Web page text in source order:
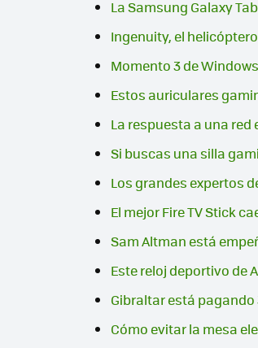
La Samsung Galaxy
Ingenuity, el
Momento 3 de
Estos auriculares
La respuesta a una
Si buscas una silla
Los grandes expertos
El mejor Fire TV Stick
Sam Altman está
Este reloj deportivo de
Gibraltar está
Cómo evitar la mesa